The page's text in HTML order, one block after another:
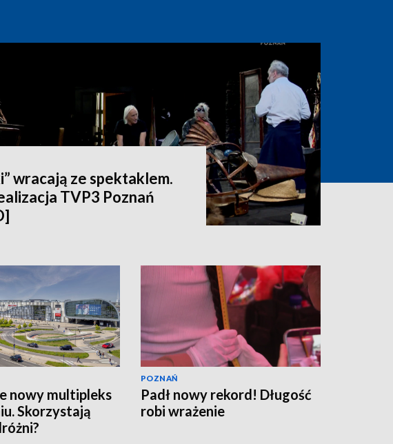
wracają ze spektaklem.
TVP3 Poznań
nowy multipleks
Skorzystają
POZNAŃ
Padł nowy rekord! Długość
robi wrażenie